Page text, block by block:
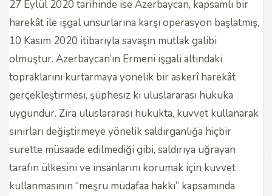
27 Eylül 2020 tarihinde ise Azerbaycan, kapsamlı bir
harekât ile işgal unsurlarına karşı operasyon başlatmış,
10 Kasım 2020 itibarıyla savaşın mutlak galibi
olmuştur. Azerbaycan’ın Ermeni işgali altındaki
topraklarını kurtarmaya yönelik bir askerî harekât
gerçekleştirmesi, şüphesiz ki uluslararası hukuka
uygundur. Zira uluslararası hukukta, kuvvet kullanarak
sınırları değiştirmeye yönelik saldırganlığa hiçbir
surette müsaade edilmediği gibi, saldırıya uğrayan
tarafın ülkesini ve insanlarını korumak için kuvvet
kullanmasının “meşru müdafaa hakkı” kapsamında